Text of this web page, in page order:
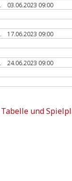
03.06.2023 09:00
17.06.2023 09:00
24.06.2023 09:00
Tabelle und